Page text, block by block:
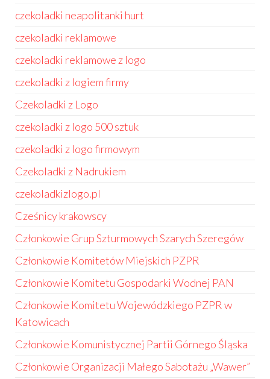
czekoladki neapolitanki hurt
czekoladki reklamowe
czekoladki reklamowe z logo
czekoladki z logiem firmy
Czekoladki z Logo
czekoladki z logo 500 sztuk
czekoladki z logo firmowym
Czekoladki z Nadrukiem
czekoladkizlogo.pl
Cześnicy krakowscy
Członkowie Grup Szturmowych Szarych Szeregów
Członkowie Komitetów Miejskich PZPR
Członkowie Komitetu Gospodarki Wodnej PAN
Członkowie Komitetu Wojewódzkiego PZPR w
Katowicach
Członkowie Komunistycznej Partii Górnego Śląska
Członkowie Organizacji Małego Sabotażu „Wawer”